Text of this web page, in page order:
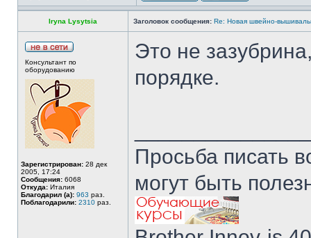
Iryna Lysytsia Заголовок сообщения: Re: Новая швейно-
Консультант по
оборудованию
Зарегистрирован: 28 дек
2005, 17:24
Сообщения: 6068
Откуда: Италия
Благодарил (а): 963 раз.
Поблагодарили: 2310 раз.
Это не
порядке.
Просьба писать
могут быть